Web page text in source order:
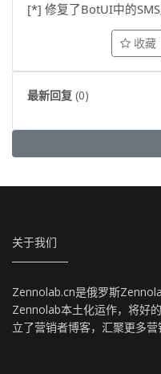
[*] 修复了BotUI中的SMS
收藏
最新回复(0)
关于我们
Zennolab.cn是俄罗斯
Zennolab本土化运作，将好
立了营销者博客，汇聚更多营